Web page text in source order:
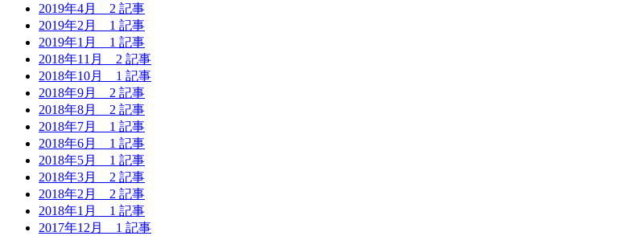
2019年4月 2 記事
2019年2月 1 記事
2019年1月 1 記事
2018年11月 2 記事
2018年10月 1 記事
2018年9月 2 記事
2018年8月 2 記事
2018年7月 1 記事
2018年6月 1 記事
2018年5月 1 記事
2018年3月 2 記事
2018年2月 2 記事
2018年1月 1 記事
2017年12月 1 記事